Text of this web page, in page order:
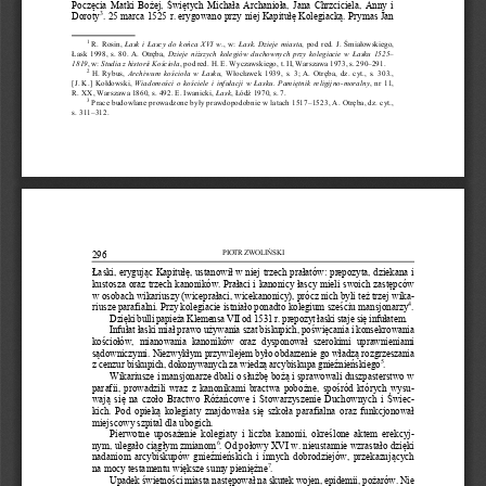
Poczęcia Matki Bożej, Świętych Michała Archanioła, Jana Chrzciciela, Anny i
Doroty3. 25 marca 1525 r. erygowano przy niej Kapitułę Kolegiacką. Prymas Jan
1 R.  Rosin, Łask i Łascy do końca XVI w .,  w: Łask. Dzieje miasta, pod red. J. Śmiałowskiego,
Łask 1998, s. 80. A. Otręba, Dzieje niższych kolegiów duchownych przy kolegiacie w Łasku 1525–
1819, w: Studia z historii Kościoła, pod red. H. E. Wyczawskiego, t. II, Warszawa 1973, s. 290–291.
2 H.  Rybus, Archiwum kościoła w Łasku, Włocławek 1939, s. 3; A. Otręba, dz. cyt., s. 303.,
[J. K.] Kołdowski, Wiadomości o kościele i infułacji w Łasku. Pamiętnik  religijno-moralny,  nr  11,
R. XX, Warszawa 1860, s. 492. E. Iwanicki, Łask, Łódź 1970, s. 7.
3 Prace budowlane prowadzone były prawdopodobnie w latach 1517–1523, A. Otręba, dz. cyt.,
s. 311 –312.
PIOTR ZWOLIŃSKI
296
Łaski, erygując Kapitułę, ustanowił w niej trzech prałatów: prepozyta, dziekana i
kustosza oraz trzech kanoników. Prałaci i kanonicy łascy mieli swoich zastępców
w osobach wikariuszy (wiceprałaci, wicekanonicy), prócz nich byli też trzej wika-
riusze parafialni. Przy kolegiacie istniało ponadto kolegium sześciu mansjonarzy4.
Dzięki bulli papieża Klemensa VII od 1531 r. prepozyt łaski staje się infułatem.
Infułat łaski miał prawo używania szat biskupich, poświęcania i konsekrowania
kościołów,  mianowania  kanoników  oraz  dysponował  szerokimi  uprawnieniami
sądowniczymi. Niezwykłym przywilejem było obdarzenie go władzą rozgrzeszania
z cenzur biskupich, dokonywanych za wiedzą arcybiskupa gnieźnieńskiego5.
Wikariusze i mansjonarze dbali o służbę bożą i sprawowali duszpasterstwo w
parafii, prowadzili wraz z kanonikami bractwa pobożne, spośród których  wysu-
wają się na czoło Bractwo Różańcowe i Stowarzyszenie Duchownych i Świec-
kich. Pod opieką kolegiaty znajdowała się szkoła parafialna oraz funkcjonował
miejscowy szpital dla ubogich.
Pierwotne uposażenie kolegiaty i liczba kanonii, określone aktem erekcyj-
nym, ulegało ciągłym zmianom6. Od połowy XVI w. nieustannie wzrastało dzięki
nadaniom arcybiskupów gnieźnieńskich i innych dobrodziejów, przekazujących
na mocy testamentu większe sumy pieniężne7.
Upadek świetności miasta następował na skutek wojen, epidemii, pożarów. Nie